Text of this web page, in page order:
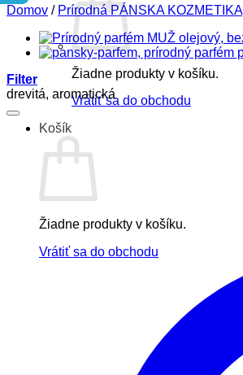
Žiadne produkty v košíku.
Vrátiť sa do obchodu
Košík
Žiadne produkty v košíku.
Vrátiť sa do obchodu
Domov / Prírodná PÁNSKA KOZMETIKA
Filter
drevitá, aromatická